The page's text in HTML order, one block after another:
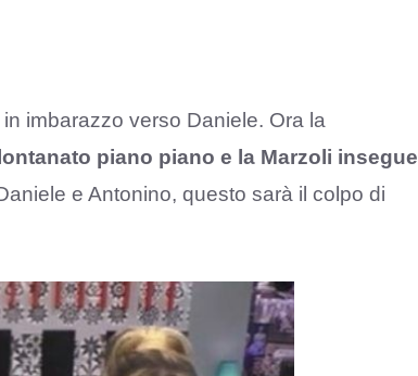
imbarazzo verso Daniele. Ora la
piano piano e la Marzoli insegue
e Antonino, questo sarà il colpo di